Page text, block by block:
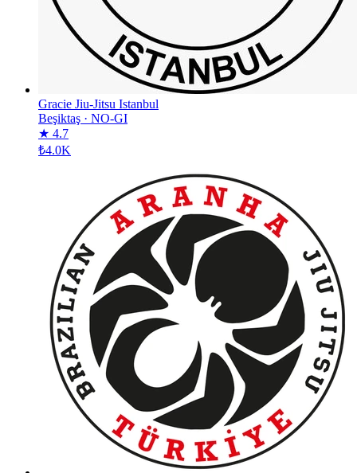
Gracie Jiu-Jitsu Istanbul
Beşiktaş · NO-GI
★ 4.7
₺4.0K